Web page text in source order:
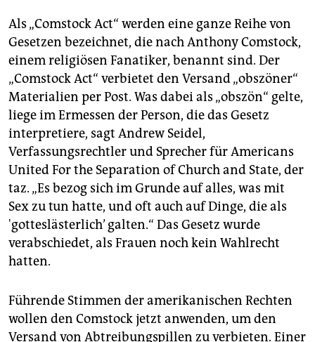
Als „Comstock Act“ werden eine ganze Reihe von
Gesetzen bezeichnet, die nach Anthony Comstock,
einem religiösen Fanatiker, benannt sind. Der
„Comstock Act“ verbietet den Versand „obszöner“
Materia­lien per Post. Was dabei als „obszön“ gelte,
liege im Ermessen der Person, die das Gesetz
interpretiere, sagt Andrew Seidel,
Verfassungsrechtler und Sprecher für Americans
United For the Separation of Church and State, der
taz. „Es bezog sich im Grunde auf alles, was mit
Sex zu tun hatte, und oft auch auf Dinge, die als
'gotteslästerlich’ galten.“ Das Gesetz wurde
verabschiedet, als Frauen noch kein Wahlrecht
hatten.
Führende Stimmen der amerikanischen Rechten
wollen den Comstock jetzt anwenden, um den
Versand von Abtreibungs­pillen zu verbieten. Einer